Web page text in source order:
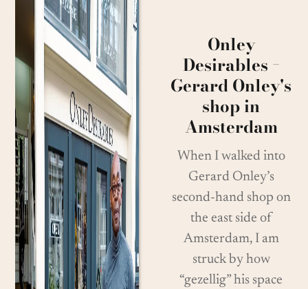
Onley
Desirables −
Gerard Onley's
shop in
Amsterdam
When I walked into
Gerard Onley’s
second-hand shop on
the east side of
Amsterdam, I am
struck by how
“gezellig” his space